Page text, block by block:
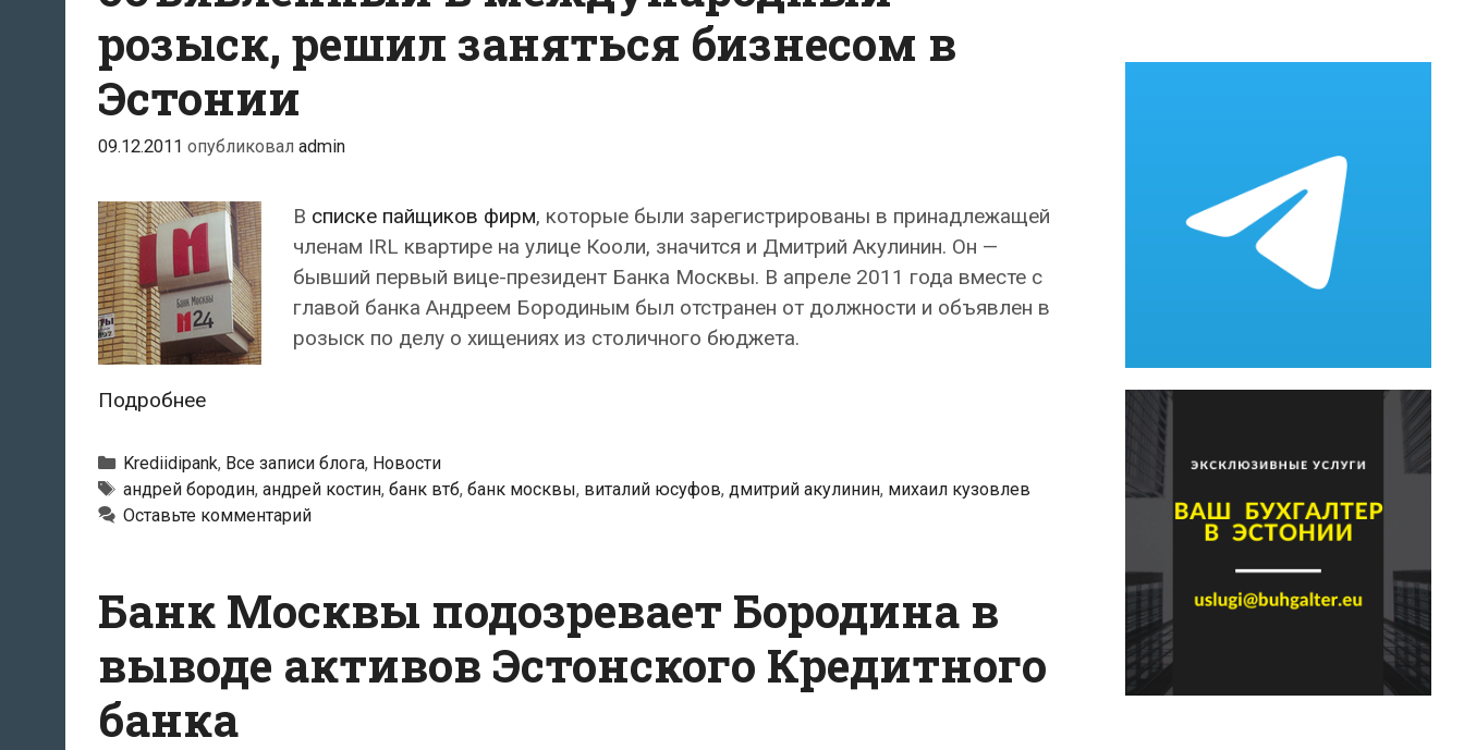
розыск, решил заняться бизнесом в
Эстонии
09.12.2011 опубликовал admin
В списке пайщиков фирм, которые были зарегистрированы в принадлежащей
членам IRL квартире на улице Кооли, значится и Дмитрий Акулинин. Он —
бывший первый вице-президент Банка Москвы. В апреле 2011 года вместе с
главой банка Андреем Бородиным был отстранен от должности и объявлен в
розыск по делу о хищениях из столичного бюджета.
ПодробнееБывший
банкир,
объявленный
в
решил
бизнесом
Эстонии
Рубрики
Krediidipank, Все записи блога, Новости
Тэги
андрей бородин, андрей костин, банк втб, банк москвы, виталий юсуфов, дмитрий акулинин, михаил кузовлев
Оставьте комментарий
Банк Москвы подозревает Бородина в
выводе активов Эстонского Кредитного
банка